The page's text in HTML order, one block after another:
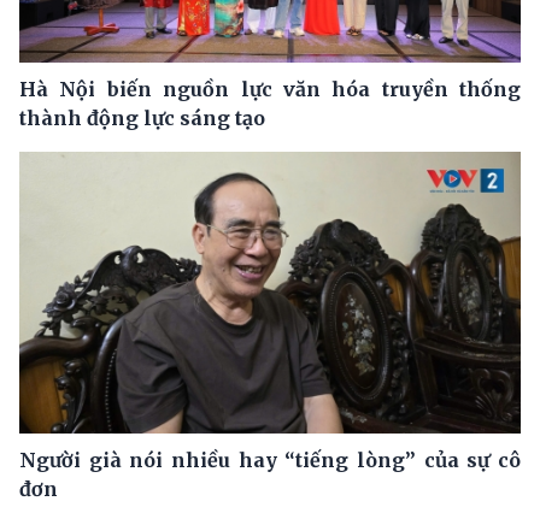
Hà Nội biến nguồn lực văn hóa truyền thống
thành động lực sáng tạo
Người già nói nhiều hay “tiếng lòng” của sự cô
đơn